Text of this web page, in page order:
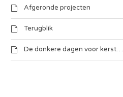
Afgeronde projecten
Terugblik
De donkere dagen voor kerst…